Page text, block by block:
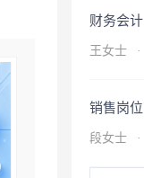
财务会计
王女士 ·
销售岗位
段女士 ·